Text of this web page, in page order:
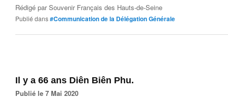
Rédigé parSouvenir Français des Hauts-de-Seine
Publié dans#Communication de la Délégation Générale
Il y a 66 ans Diên Biên Phu.
Publié le 7 Mai 2020